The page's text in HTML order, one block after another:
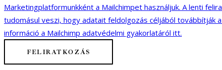
Marketingplatformunkként a Mailchimpet használjuk. A lenti
tudomásul veszi, hogy adatait feldolgozás céljából továbbítják
információ a Mailchimp adatvédelmi gyakorlatáról itt.